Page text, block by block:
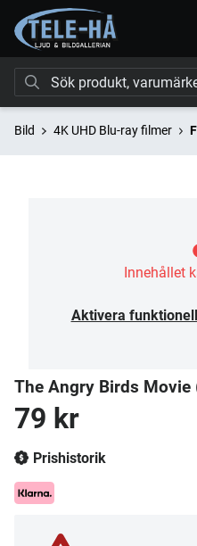
Bild 4K UHD Blu-ray filmer
Innehållet
Aktivera
The Angry Birds Movie
79 kr
Prishistorik